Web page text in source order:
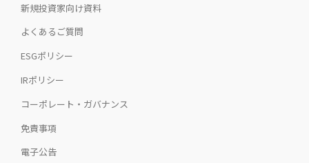
新規投資家向け資料
よくあるご質問
ESGポリシー
IRポリシー
コーポレート・ガバナンス
免責事項
電子公告